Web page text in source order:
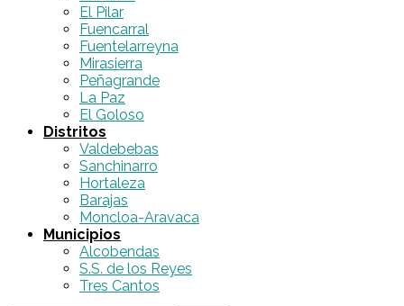
El Pilar
Fuencarral
Fuentelarreyna
Mirasierra
Peñagrande
La Paz
El Goloso
Distritos
Valdebebas
Sanchinarro
Hortaleza
Barajas
Moncloa-Aravaca
Municipios
Alcobendas
S.S. de los Reyes
Tres Cantos